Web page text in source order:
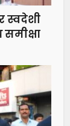
स्वदेशी